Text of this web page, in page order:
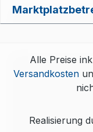
Alle Preise
Versandkosten
Realisierung